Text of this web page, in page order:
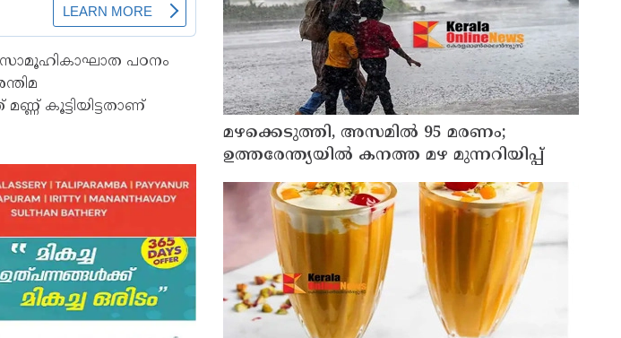
സാമൂഹികാഘാത പഠനം
കൂട്ടിയിട്ടതാണ്
മഴക്കെടുത്തി, അസമിൽ 95 മരണം;
ഉത്തരേന്ത്യയില്‍ കനത്ത മഴ മുന്നറിയിപ്പ്